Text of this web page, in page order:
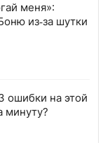
меня»:
из‑за шутки
ошибки на этой
минуту?